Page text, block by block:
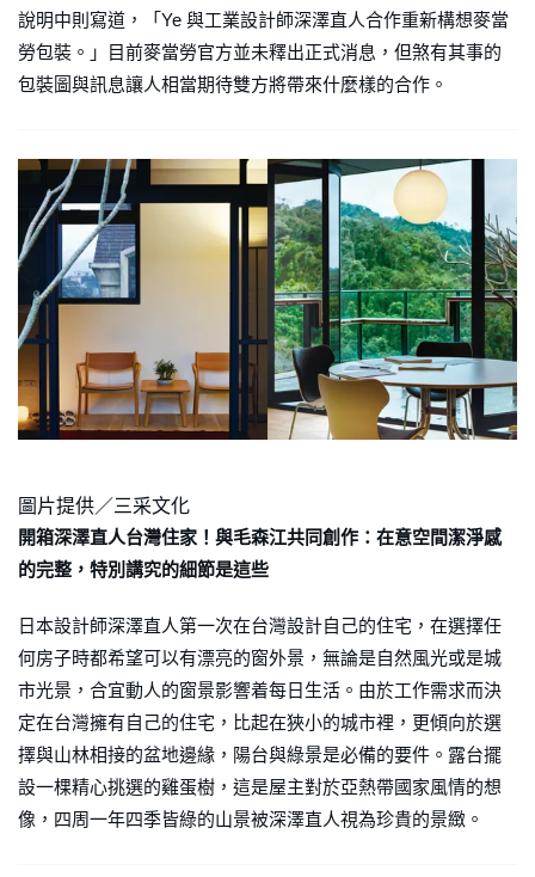
說明中則寫道，「Ye 與工業設計師深澤直人合作重新構想麥當
勞包裝。」目前麥當勞官方並未釋出正式消息，但煞有其事的
包裝圖與訊息讓人相當期待雙方將帶來什麼樣的合作。
圖片提供／三采文化
開箱深澤直人台灣住家！與毛森江共同創作：在意空間潔淨感
的完整，特別講究的細節是這些
日本設計師深澤直人第一次在台灣設計自己的住宅，在選擇任
何房子時都希望可以有漂亮的窗外景，無論是自然風光或是城
市光景，合宜動人的窗景影響着每日生活。由於工作需求而決
定在台灣擁有自己的住宅，比起在狹小的城市裡，更傾向於選
擇與山林相接的盆地邊緣，陽台與綠景是必備的要件。露台擺
設一棵精心挑選的雞蛋樹，這是屋主對於亞熱帶國家風情的想
像，四周一年四季皆綠的山景被深澤直人視為珍貴的景緻。